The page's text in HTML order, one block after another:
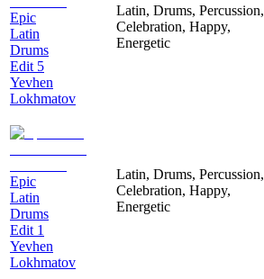
Epic
Latin
Drums
Edit 5
Yevhen
Lokhmatov
Latin, Drums, Percussion,
Celebration, Happy,
Energetic
Epic
Latin
Drums
Edit 1
Yevhen
Lokhmatov
Latin, Drums, Percussion,
Celebration, Happy,
Energetic